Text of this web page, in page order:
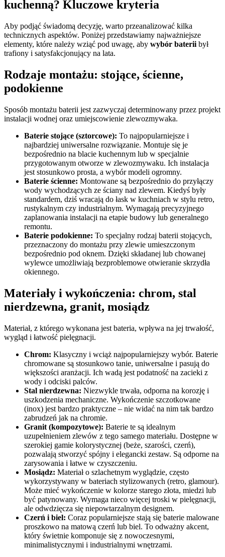
kuchenną? Kluczowe kryteria
Aby podjąć świadomą decyzję, warto przeanalizować kilka
technicznych aspektów. Poniżej przedstawiamy najważniejsze
elementy, które należy wziąć pod uwagę, aby wybór baterii był
trafiony i satysfakcjonujący na lata.
Rodzaje montażu: stojące, ścienne,
podokienne
Sposób montażu baterii jest zazwyczaj determinowany przez projekt
instalacji wodnej oraz umiejscowienie zlewozmywaka.
Baterie stojące (sztorcowe): To najpopularniejsze i
najbardziej uniwersalne rozwiązanie. Montuje się je
bezpośrednio na blacie kuchennym lub w specjalnie
przygotowanym otworze w zlewozmywaku. Ich instalacja
jest stosunkowo prosta, a wybór modeli ogromny.
Baterie ścienne: Montowane są bezpośrednio do przyłączy
wody wychodzących ze ściany nad zlewem. Kiedyś były
standardem, dziś wracają do łask w kuchniach w stylu retro,
rustykalnym czy industrialnym. Wymagają precyzyjnego
zaplanowania instalacji na etapie budowy lub generalnego
remontu.
Baterie podokienne: To specjalny rodzaj baterii stojących,
przeznaczony do montażu przy zlewie umieszczonym
bezpośrednio pod oknem. Dzięki składanej lub chowanej
wylewce umożliwiają bezproblemowe otwieranie skrzydła
okiennego.
Materiały i wykończenia: chrom, stal
nierdzewna, granit, mosiądz
Materiał, z którego wykonana jest bateria, wpływa na jej trwałość,
wygląd i łatwość pielęgnacji.
Chrom: Klasyczny i wciąż najpopularniejszy wybór. Baterie
chromowane są stosunkowo tanie, uniwersalne i pasują do
większości aranżacji. Ich wadą jest podatność na zacieki z
wody i odciski palców.
Stal nierdzewna: Niezwykle trwała, odporna na korozję i
uszkodzenia mechaniczne. Wykończenie szczotkowane
(inox) jest bardzo praktyczne – nie widać na nim tak bardzo
zabrudzeń jak na chromie.
Granit (kompozytowe): Baterie te są idealnym
uzupełnieniem zlewów z tego samego materiału. Dostępne w
szerokiej gamie kolorystycznej (beże, szarości, czerń),
pozwalają stworzyć spójny i elegancki zestaw. Są odporne na
zarysowania i łatwe w czyszczeniu.
Mosiądz: Materiał o szlachetnym wyglądzie, często
wykorzystywany w bateriach stylizowanych (retro, glamour).
Może mieć wykończenie w kolorze starego złota, miedzi lub
być patynowany. Wymaga nieco więcej troski w pielęgnacji,
ale odwdzięcza się niepowtarzalnym designem.
Czerń i biel: Coraz popularniejsze stają się baterie malowane
proszkowo na matową czerń lub biel. To odważny akcent,
który świetnie komponuje się z nowoczesnymi,
minimalistycznymi i industrialnymi wnętrzami.